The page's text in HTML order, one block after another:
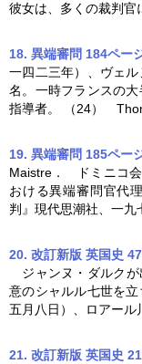
彼女は、多くの裁判官
18. 異端審問 184ペー
一四二三年）、ヴェ
名。一時フランスの大
指導者。 （24）
19. 異端審問 185ペー
Maistre． ドミニコ会
おける異端審問官代
判』現代思潮社、一九
20. 改訂新版 英国史
ジャンヌ・ダルクが
意のシャルル七世を
五月八日）、ロアール
21. 改訂新版 英国史